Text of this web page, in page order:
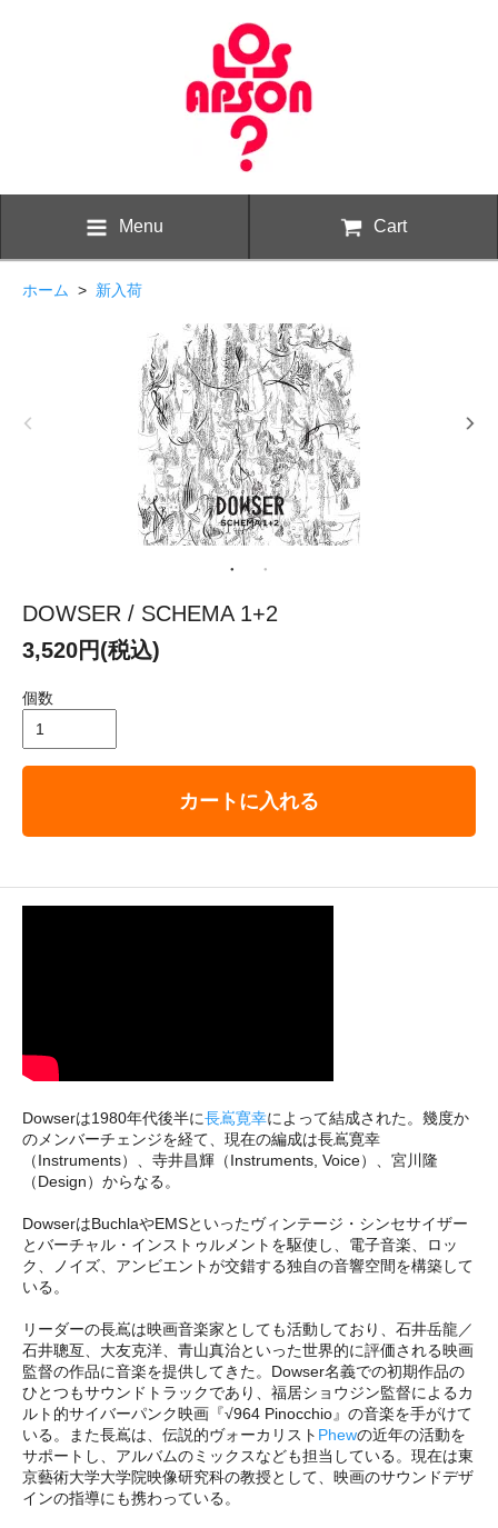
Menu Cart
ホーム > 新入荷
DOWSER / SCHEMA 1+2
3,520円(税込)
個数
カートに入れる
Dowserは1980年代後半に長嶌寛幸によって結成された。幾度か
のメンバーチェンジを経て、現在の編成は長嶌寛幸
（Instruments）、寺井昌輝（Instruments, Voice）、宮川隆
（Design）からなる。
DowserはBuchlaやEMSといったヴィンテージ・シンセサイザー
とバーチャル・インストゥルメントを駆使し、電子音楽、ロッ
ク、ノイズ、アンビエントが交錯する独自の音響空間を構築して
いる。
リーダーの長嶌は映画音楽家としても活動しており、石井岳龍／
石井聰亙、大友克洋、青山真治といった世界的に評価される映画
監督の作品に音楽を提供してきた。Dowser名義での初期作品の
ひとつもサウンドトラックであり、福居ショウジン監督によるカ
ルト的サイバーパンク映画『√964 Pinocchio』の音楽を手がけて
いる。また長嶌は、伝説的ヴォーカリスト Phewの近年の活動を
サポートし、アルバムのミックスなども担当している。現在は東
京藝術大学大学院映像研究科の教授として、映画のサウンドデザ
インの指導にも携わっている。